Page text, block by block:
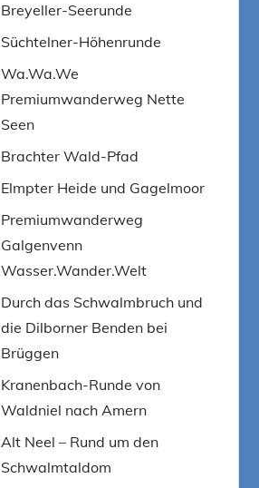
Breyeller-Seerunde
Süchtelner-Höhenrunde
Wa.Wa.We
Premiumwanderweg Nette
Seen
Brachter Wald-Pfad
Elmpter Heide und Gagelmoor
Premiumwanderweg
Galgenvenn
Wasser.Wander.Welt
Durch das Schwalmbruch und
die Dilborner Benden bei
Brüggen
Kranenbach-Runde von
Waldniel nach Amern
Alt Neel – Rund um den
Schwalmtaldom